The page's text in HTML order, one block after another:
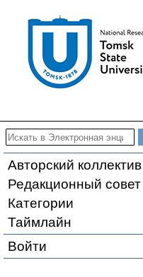
Авторский коллектив
Редакционный совет
Категории
Таймлайн
Войти